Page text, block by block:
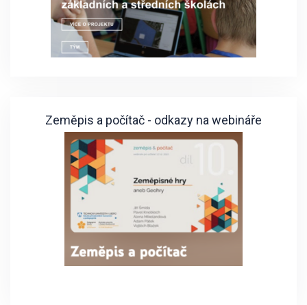
Zeměpis a počítač - odkazy na webináře